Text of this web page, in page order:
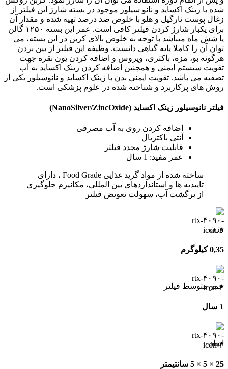
شده با زینک اکساید و نانو سیلور موجود در بسته شارژ این فیلتر از
زغال پوست نارگیل و هلو با خلوص صد درصد تهیه شده و مقدار آن
برای یکبار شارژ کردن فیلتر کافی است. عمر این بسته ۱۲۵۰ گالن
یا شش ماه میباشد با توجه به خلوص بالای کربن در این بسته، می
توان آن را کاملا پایه گیاهی دانست. وظیفه این فیلتر از بین بردن
هرگونه بو، مزه، باکتری، ویروس و اضافه کردن یون نقره جهت
تقویت سیستم ایمنی و همچنین اضافه کردن زینک اکساید به آب
تصفیه می باشد. تقویت ایمنی بدن با زینک اکساید و نانوسیلور یکی از
روش های پرکاربرد و شناخته شده در علوم پزشکی است.
فیلتر نانوسیلور زینک اکساید (NanoSilver/ZincOxide)
اضافه کردن روی به آب مصرفی
آنتی باکتریال
قابلیت شارژ مجدد فیلتر
عمر مفید: 1 سال
ساخته شده از مواد گرید غذایی Food Grade ، دارای
تاییدیه ها و استانداردهای بین المللی، مکانیزم جلوگیری
از برگشت آب، سهولت تعویض فیلتر
وزن
0,35 کیلوگرم
عمر متوسط فیلتر
۱ سال
ابعاد
25 × 5 × 5 سانتیمتر